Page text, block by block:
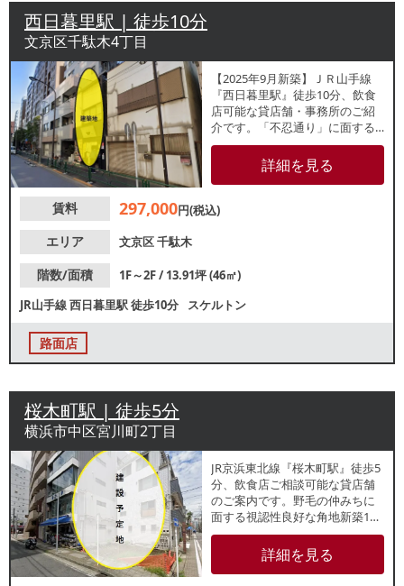
西日暮里駅 | 徒歩10分
文京区千駄木4丁目
【2025年9月新築】ＪＲ⼭⼿線
『⻄⽇暮⾥駅』徒歩10分、飲食
店可能な貸店舗・事務所のご紹
介です。「不忍通り」に面する
新築1・2階一括貸し！店舗兼事
務所としての利用や、きれいな
物件をお探しの方におすすめで
詳細を見る
賃料 297,000円(税込)
エリア
文京区千駄木
階数/面積
1F～2F / 13.91坪 (46㎡)
JR山手線西日暮里駅徒歩10分 スケルトン
路面店
桜木町駅 | 徒歩5分
横浜市中区宮川町2丁目
JR京浜東北線『桜木町駅』徒歩5
分、飲食店ご相談可能な貸店舗
のご案内です。野毛の仲みちに
面する視認性良好な角地新築1階
路面店。周辺は焼鳥屋や居酒屋
が盛業しており、夜間需要も期
待できます。諸条件等、お気軽
詳細を見る